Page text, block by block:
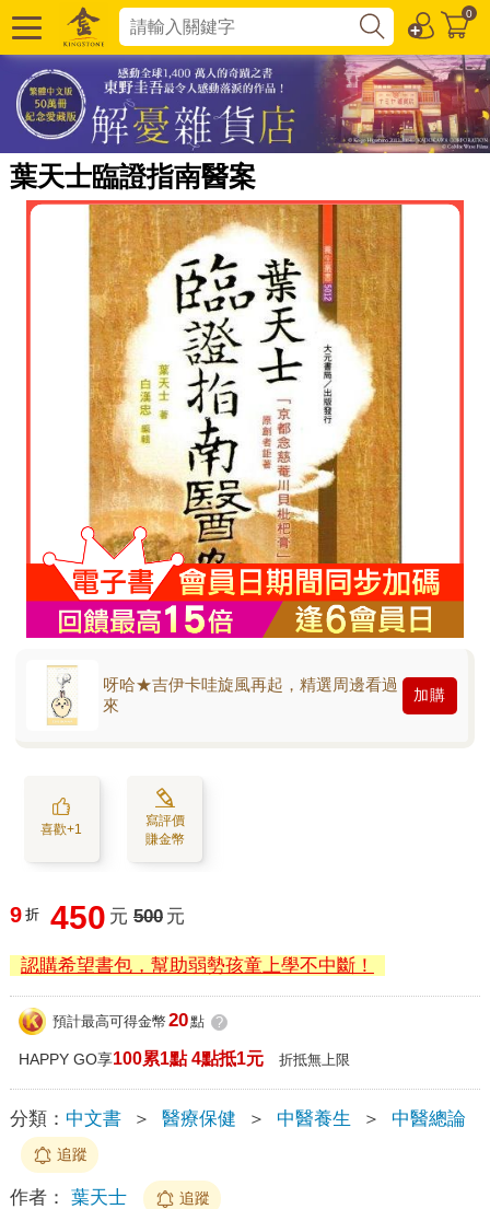
0
葉天士臨證指南醫案
呀哈★吉伊卡哇旋風再起，精選周邊看過
來
加購
喜歡+1
寫評價
賺金幣
9 折 450 元 500 元
認購希望書包，幫助弱勢孩童上學不中斷！
預計最高可得金幣 20點 ?
HAPPY GO享100累1點 4點抵1元 折抵無上限
分類： 中文書 ＞ 醫療保健 ＞ 中醫養生 ＞ 中醫總論
追蹤
作者： 葉天士 追蹤